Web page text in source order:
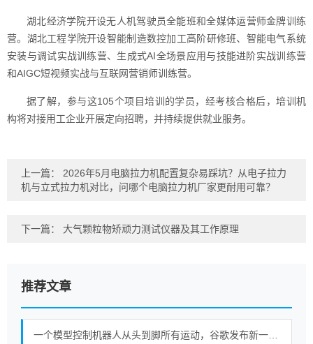
湖北经济学院开设无人机驾驶员全能班和全媒体运营师金牌训练
营。湖北工程学院开设智能制造数控加工高阶研修班、智能电气系统
安装与调试实战训练营、生成式AI全场景应用与技能进阶实战训练营
和AIGC短视频实战与互联网营销师训练营。
据了解，参与这105个项目培训的学员，经考核合格后，培训机
构将对接用工企业开展定向招聘，并持续提供就业服务。
上一篇： 2026年5月电脑拉力机配置复杂易踩坑？从电子拉力
机与立式拉力机对比，问哪个电脑拉力机厂家更耐用可靠？
下一篇： 大气颗粒物矫顽力测试仪器及其工作原理
推荐文章